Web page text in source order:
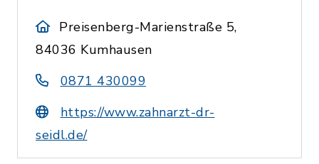
Preisenberg-Marienstraße 5,
84036 Kumhausen
0871 430099
https://www.zahnarzt-dr-
seidl.de/